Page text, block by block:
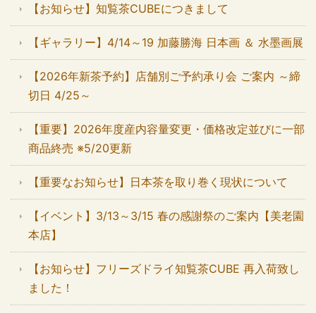
【お知らせ】知覧茶CUBEにつきまして
【ギャラリー】4/14～19 加藤勝海 日本画 ＆ 水墨画展
【2026年新茶予約】店舗別ご予約承り会 ご案内 ～締
切日 4/25～
【重要】2026年度産内容量変更・価格改定並びに一部
商品終売 ※5/20更新
【重要なお知らせ】日本茶を取り巻く現状について
【イベント】3/13～3/15 春の感謝祭のご案内【美老園
本店】
【お知らせ】フリーズドライ知覧茶CUBE 再入荷致し
ました！